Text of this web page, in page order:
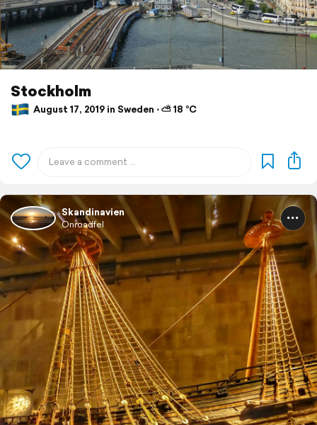
Stockholm
August 17, 2019 in Sweden ⋅ ⛅ 18 °C
Skandinavien
Onroadfel